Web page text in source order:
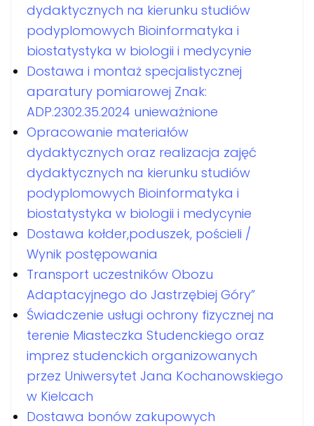
dydaktycznych na kierunku studiów
podyplomowych Bioinformatyka i
biostatystyka w biologii i medycynie
Dostawa i montaż specjalistycznej
aparatury pomiarowej Znak:
ADP.2302.35.2024 unieważnione
Opracowanie materiałów
dydaktycznych oraz realizacja zajęć
dydaktycznych na kierunku studiów
podyplomowych Bioinformatyka i
biostatystyka w biologii i medycynie
Dostawa kołder,poduszek, pościeli /
Wynik postępowania
Transport uczestników Obozu
Adaptacyjnego do Jastrzębiej Góry”
Świadczenie usługi ochrony fizycznej na
terenie Miasteczka Studenckiego oraz
imprez studenckich organizowanych
przez Uniwersytet Jana Kochanowskiego
w Kielcach
Dostawa bonów zakupowych